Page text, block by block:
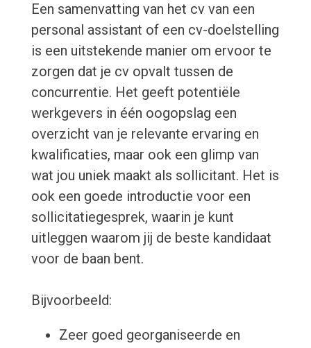
Een samenvatting van het cv van een
personal assistant of een cv-doelstelling
is een uitstekende manier om ervoor te
zorgen dat je cv opvalt tussen de
concurrentie. Het geeft potentiële
werkgevers in één oogopslag een
overzicht van je relevante ervaring en
kwalificaties, maar ook een glimp van
wat jou uniek maakt als sollicitant. Het is
ook een goede introductie voor een
sollicitatiegesprek, waarin je kunt
uitleggen waarom jij de beste kandidaat
voor de baan bent.
Bijvoorbeeld:
Zeer goed georganiseerde en